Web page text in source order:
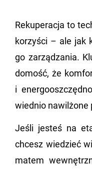
Re­ku­pe­ra­cja to
ko­rzy­ści – ale jak
go za­rzą­dza­nia.
do­mość, że
i
wied­nio na­wil­żo­ne
Jeśli je­steś na
chcesz wie­dzieć
ma­tem